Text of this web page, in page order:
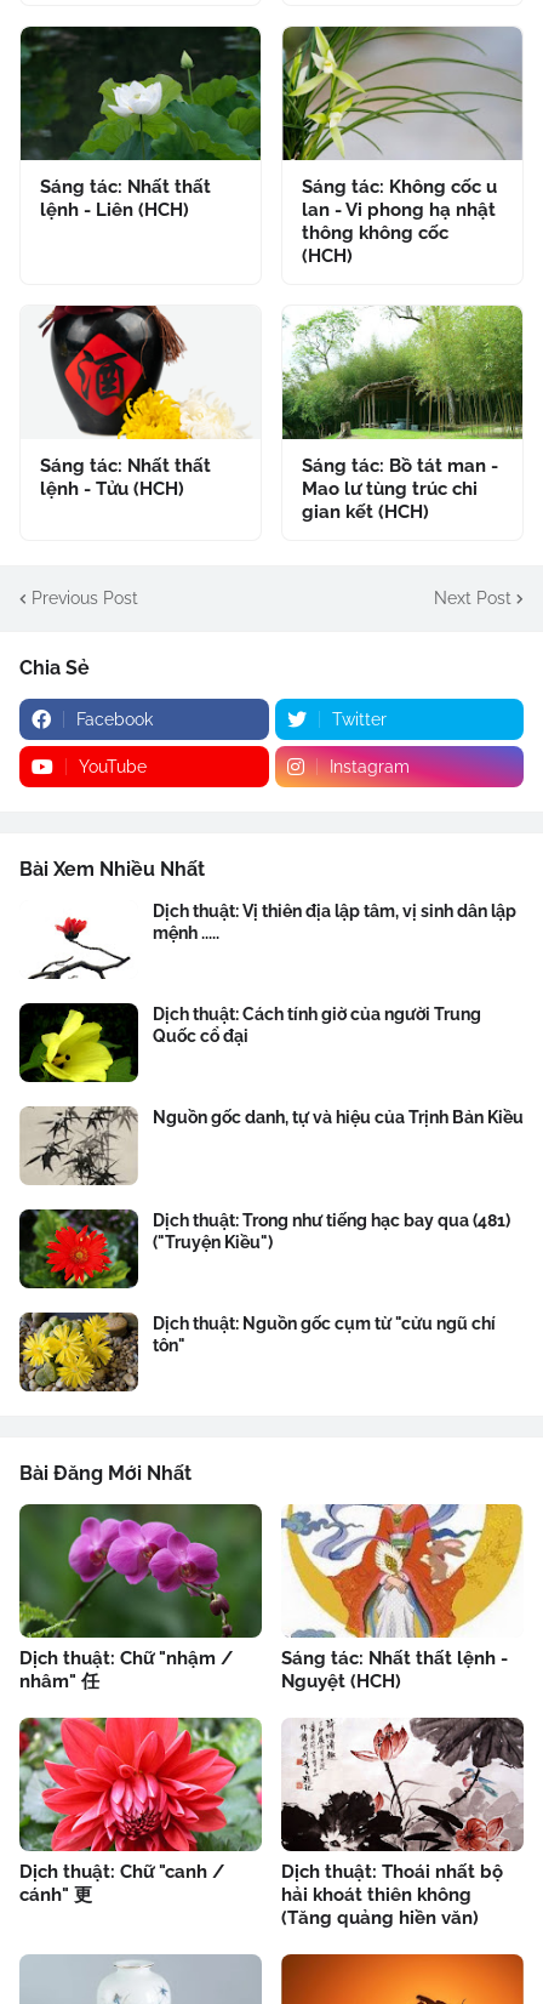
Sáng tác: Nhất thất
lệnh - Liên (HCH)
Sáng tác: Không cốc u
lan - Vi phong hạ nhật
thông không cốc
(HCH)
Sáng tác: Nhất thất
lệnh - Tửu (HCH)
Sáng tác: Bồ tát man -
Mao lư tùng trúc chi
gian kết (HCH)
Previous Post Next Post
Chia Sẻ
Facebook Twitter
YouTube Instagram
Bài Xem Nhiều Nhất
Dịch thuật: Vị thiên địa lập tâm, vị sinh dân lập
mệnh .....
Dịch thuật: Cách tính giờ của người Trung
Quốc cổ đại
Nguồn gốc danh, tự và hiệu của Trịnh Bản Kiều
Dịch thuật: Trong như tiếng hạc bay qua (481)
("Truyện Kiều")
Dịch thuật: Nguồn gốc cụm từ "cửu ngũ chí
tôn"
Bài Đăng Mới Nhất
Dịch thuật: Chữ "nhậm /
nhâm" 任
Sáng tác: Nhất thất lệnh -
Nguyệt (HCH)
Dịch thuật: Chữ "canh /
cánh" 更
Dịch thuật: Thoái nhất bộ
hải khoát thiên không
(Tăng quảng hiền văn)